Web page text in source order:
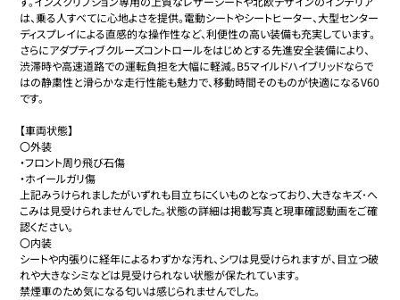
は、乗る人すべてに心地よさを提供。電動シートやシートヒーター、大型センター
ディスプレイによる直感的な操作性など、利便性の高い装備も充実しています。
さらにアダプティブクルーズコントロールをはじめとする先進安全装備により、
渋滞時や高速道路での運転負担を大幅に軽減。B5マイルドハイブリッドならで
はの静粛性と滑らかな走行性能も魅力で、移動時間そのものが快適になるV60
です。
【車両状態】
〇外装
・フロント周り飛び石傷
・ホイールガリ傷
上記みうけられましたがいずれも目立ちにくいものとなっており、大きなキズ･へ
こみは見受けられませんでした。状態の詳細は掲載写真と現車確認動画をご確
認ください。
〇内装
シートや内張りに経年によるわずかな汚れ、シワは見受けられますが、目立つ破
れや大きなシミなどは見受けられない状態が保たれています。
禁煙車のため気になる匂いは感じられませんでした。